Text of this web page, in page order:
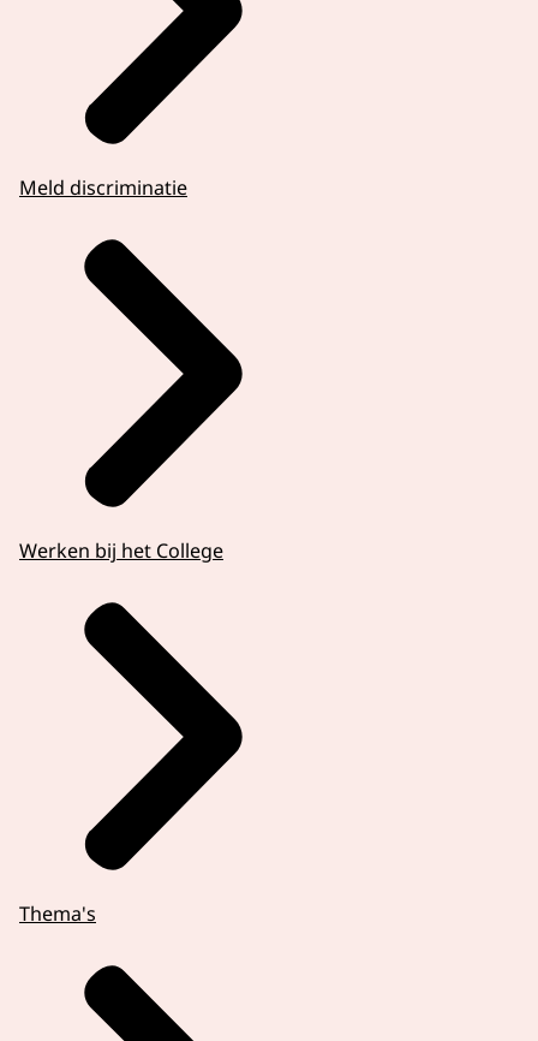
Meld discriminatie
Werken bij het College
Thema's